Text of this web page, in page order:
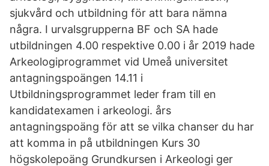
sjukvård och utbildning för att bara nämna
några. I urvalsgrupperna BF och SA hade
utbildningen 4.00 respektive 0.00 i år 2019 hade
Arkeologiprogrammet vid Umeå universitet
antagningspoängen 14.11 i
Utbildningsprogrammet leder fram till en
kandidatexamen i arkeologi. års
antagningspoäng för att se vilka chanser du har
att komma in på utbildningen Kurs 30
högskolepoäng Grundkursen i Arkeologi ger